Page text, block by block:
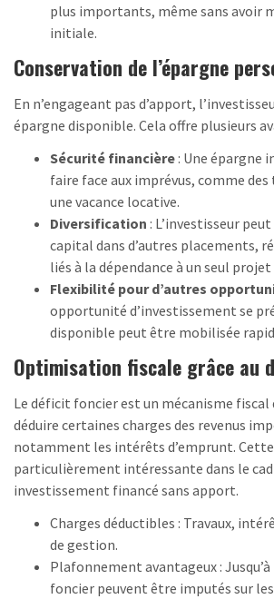
plus importants, même sans avoir
initiale.
Conservation de l’épargne
En n’engageant pas d’apport,
épargne disponible. Cela offre plusieurs
Sécurité financière : Une épargne
faire face aux imprévus, comme
une vacance locative.
Diversification : L’investisseur
capital dans d’autres placements,
liés à la dépendance à un seul
Flexibilité pour d’autres
opportunité d’investissement se
disponible peut être mobilisée
Optimisation fiscale grâce au
Le déficit foncier est un mécanisme fiscal
déduire certaines charges des revenus
notamment les intérêts d’emprunt.
particulièrement intéressante dans le
investissement financé sans apport.
Charges déductibles : Travaux,
de gestion.
Plafonnement avantageux : Jusqu’à
foncier peuvent être imputés sur